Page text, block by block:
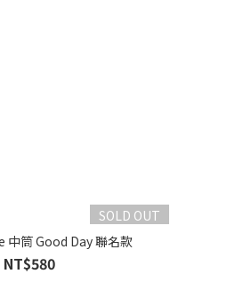
SOLD OUT
中筒 Good Day 聯名款
NT$580